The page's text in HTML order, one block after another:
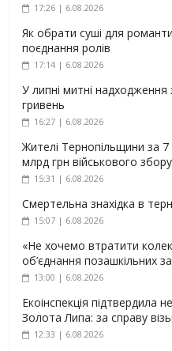
17:26 | 6.08.2026
Як обрати суші для
поєднання ролів
17:14 | 6.08.2026
У липні митні надходження
гривень
16:27 | 6.08.2026
Жителі Тернопільщини за 7
млрд грн військового збору
15:31 | 6.08.2026
Смертельна знахідка в
15:07 | 6.08.2026
«Не хочемо втратити
об’єднання позашкільних
13:00 | 6.08.2026
Екоінспекція підтвердила
Золота Липа: за справу
12:33 | 6.08.2026